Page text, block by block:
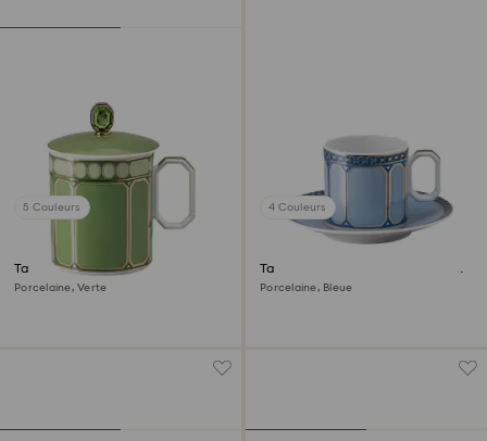
5 Couleurs
Tasse avec couvercle Signum
Porcelaine, Verte
4 Couleurs
Tasse à espresso avec soucoupe
Signum
Porcelaine, Bleue